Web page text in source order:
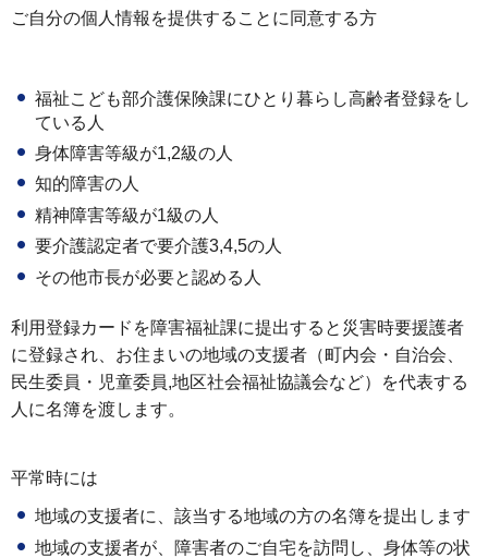
ご自分の個人情報を提供することに同意する方
福祉こども部介護保険課にひとり暮らし高齢者登録をし
ている人
身体障害等級が1,2級の人
知的障害の人
精神障害等級が1級の人
要介護認定者で要介護3,4,5の人
その他市長が必要と認める人
利用登録カードを障害福祉課に提出すると災害時要援護者
に登録され、お住まいの地域の支援者（町内会・自治会、
民生委員・児童委員,地区社会福祉協議会など）を代表する
人に名簿を渡します。
平常時には
地域の支援者に、該当する地域の方の名簿を提出します
地域の支援者が、障害者のご自宅を訪問し、身体等の状